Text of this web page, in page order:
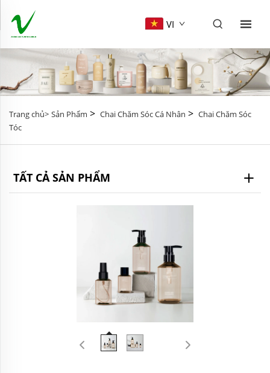
VI
Trang chủ> Sản Phẩm > Chai Chăm Sóc Cá Nhân > Chai Chăm Sóc
Tóc
TẤT CẢ SẢN PHẨM